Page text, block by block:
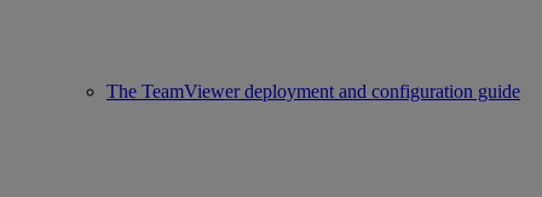
The TeamViewer deployment and configuration guide